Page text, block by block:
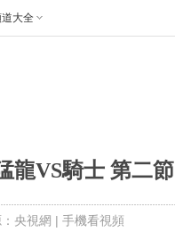
大全
龍VS騎士 第二節
央視網 | 手機看視頻